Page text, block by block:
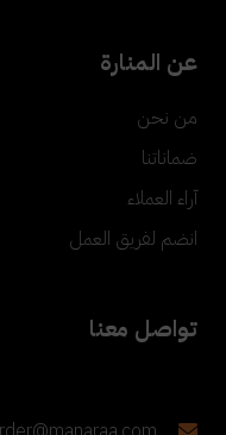
عن المنارة
من نحن
ضماناتنا
آراء العملاء
انضم لفريق العمل
تواصل معنا